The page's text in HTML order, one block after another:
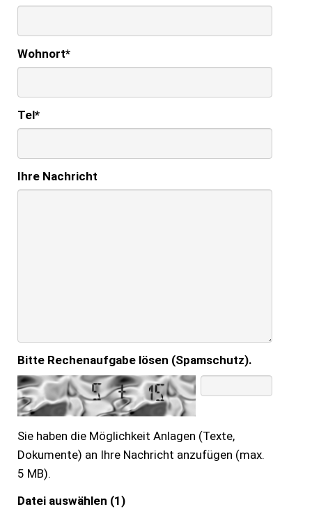
Wohnort*
Tel*
Ihre Nachricht
Bitte Rechenaufgabe lösen (Spamschutz).
Sie haben die Möglichkeit Anlagen (Texte,
Dokumente) an Ihre Nachricht anzufügen (max.
5 MB).
Datei auswählen (1)